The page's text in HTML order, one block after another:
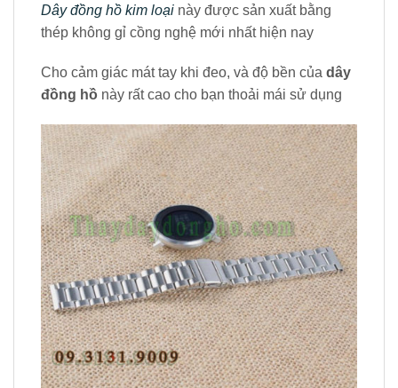
Dây đồng hồ kim loại này được sản xuất bằng
thép không gỉ cồng nghệ mới nhất hiện nay
Cho cảm giác mát tay khi đeo, và độ bền của dây
đồng hồ này rất cao cho bạn thoải mái sử dụng